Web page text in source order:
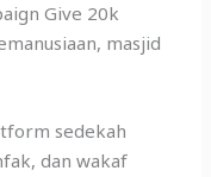
Give 20k
masjid
sedekah
dan wakaf